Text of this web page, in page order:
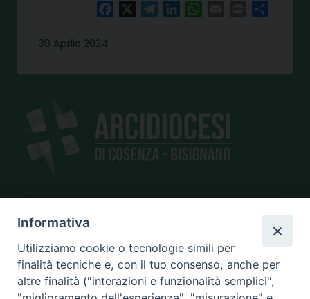
FacebookTelegramLinkedInWhatsAppPrint
30 Aprile 2024
SEDE
piazza Giano Parrasio, 16
87100 Cosenza
Informativa
Utilizziamo cookie o tecnologie simili per
finalità tecniche e, con il tuo consenso, anche per
altre finalità ("interazioni e funzionalità semplici",